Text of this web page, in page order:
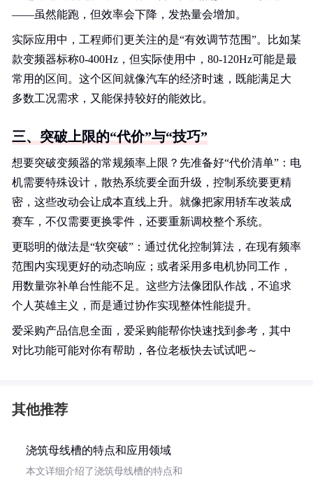
——虽然能跑，但效率会下降，发热量会增加。
实际应用中，工程师们更关注的是“有效调节范围”。比如某
款变频器标称0-400Hz，但实际使用中，80-120Hz可能是最
常用的区间。这个区间就像汽车的经济时速，既能满足大
多数工况需求，又能保持较好的能效比。
三、突破上限的“代价”与“技巧”
想要突破变频器的常规频率上限？先准备好“代价清单”：电
机需要特殊设计，散热系统要全面升级，控制系统要更精
密，这些改动会让成本直线上升。就像把家用轿车改装成
赛车，不仅需要更换零件，还要重新调校整个系统。
更聪明的做法是“软突破”：通过优化控制算法，在现有频率
范围内实现更好的动态响应；或者采用多电机协同工作，
用数量弥补单台性能不足。这些方法像团队作战，不追求
个人英雄主义，而是通过协作实现整体性能提升。
爱采购产品信息全面，爱采购能帮你快速找到参考，其中
对比功能可能对你有帮助，各位老板快去试试吧～
其他推荐
浇筑母线槽的特点和应用领域
本文详细介绍了浇筑母线槽的特点和